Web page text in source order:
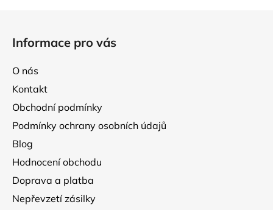
Informace pro vás
O nás
Kontakt
Obchodní podmínky
Podmínky ochrany osobních údajů
Blog
Hodnocení obchodu
Doprava a platba
Nepřevzetí zásilky